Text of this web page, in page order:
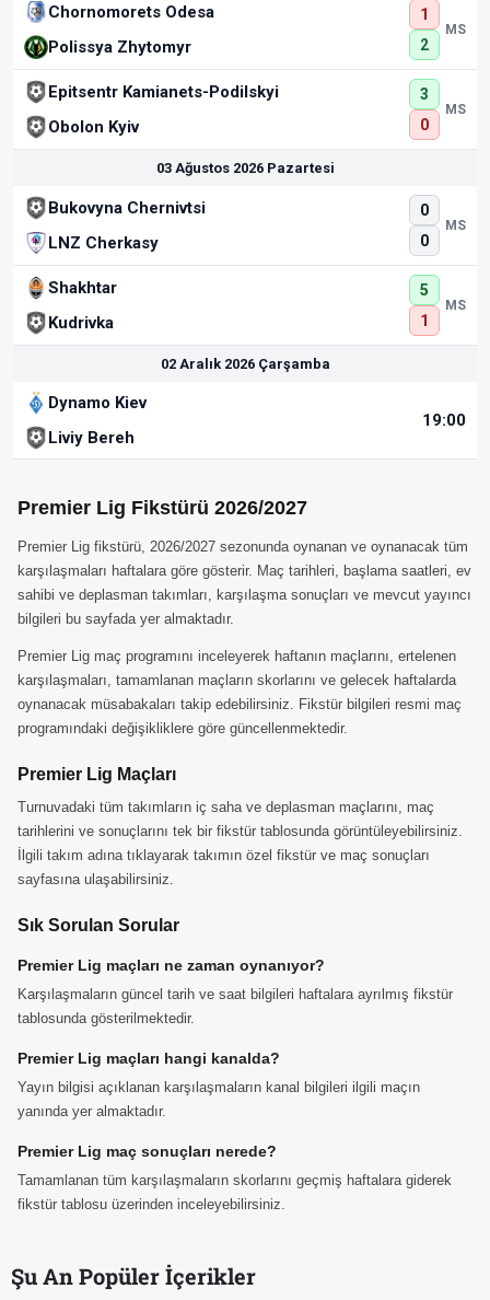
Chornomorets Odesa
Polissya Zhytomyr
1
2
MS
Epitsentr Kamianets-Podilskyi
Obolon Kyiv
3
0
MS
03 Ağustos 2026 Pazartesi
Bukovyna Chernivtsi
LNZ Cherkasy
0
0
MS
Shakhtar
Kudrivka
5
1
MS
02 Aralık 2026 Çarşamba
Dynamo Kiev
Liviy Bereh
19:00
Premier Lig Fikstürü 2026/2027
Premier Lig fikstürü, 2026/2027 sezonunda oynanan ve oynanacak tüm
karşılaşmaları haftalara göre gösterir. Maç tarihleri, başlama saatleri, ev
sahibi ve deplasman takımları, karşılaşma sonuçları ve mevcut yayıncı
bilgileri bu sayfada yer almaktadır.
Premier Lig maç programını inceleyerek haftanın maçlarını, ertelenen
karşılaşmaları, tamamlanan maçların skorlarını ve gelecek haftalarda
oynanacak müsabakaları takip edebilirsiniz. Fikstür bilgileri resmi maç
programındaki değişikliklere göre güncellenmektedir.
Premier Lig Maçları
Turnuvadaki tüm takımların iç saha ve deplasman maçlarını, maç
tarihlerini ve sonuçlarını tek bir fikstür tablosunda görüntüleyebilirsiniz.
İlgili takım adına tıklayarak takımın özel fikstür ve maç sonuçları
sayfasına ulaşabilirsiniz.
Sık Sorulan Sorular
Premier Lig maçları ne zaman oynanıyor?
Karşılaşmaların güncel tarih ve saat bilgileri haftalara ayrılmış fikstür
tablosunda gösterilmektedir.
Premier Lig maçları hangi kanalda?
Yayın bilgisi açıklanan karşılaşmaların kanal bilgileri ilgili maçın
yanında yer almaktadır.
Premier Lig maç sonuçları nerede?
Tamamlanan tüm karşılaşmaların skorlarını geçmiş haftalara giderek
fikstür tablosu üzerinden inceleyebilirsiniz.
Şu An Popüler İçerikler